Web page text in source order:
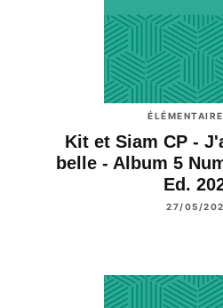
Kit et Siam CP -
belle - Album 5
Ed.
27/05/